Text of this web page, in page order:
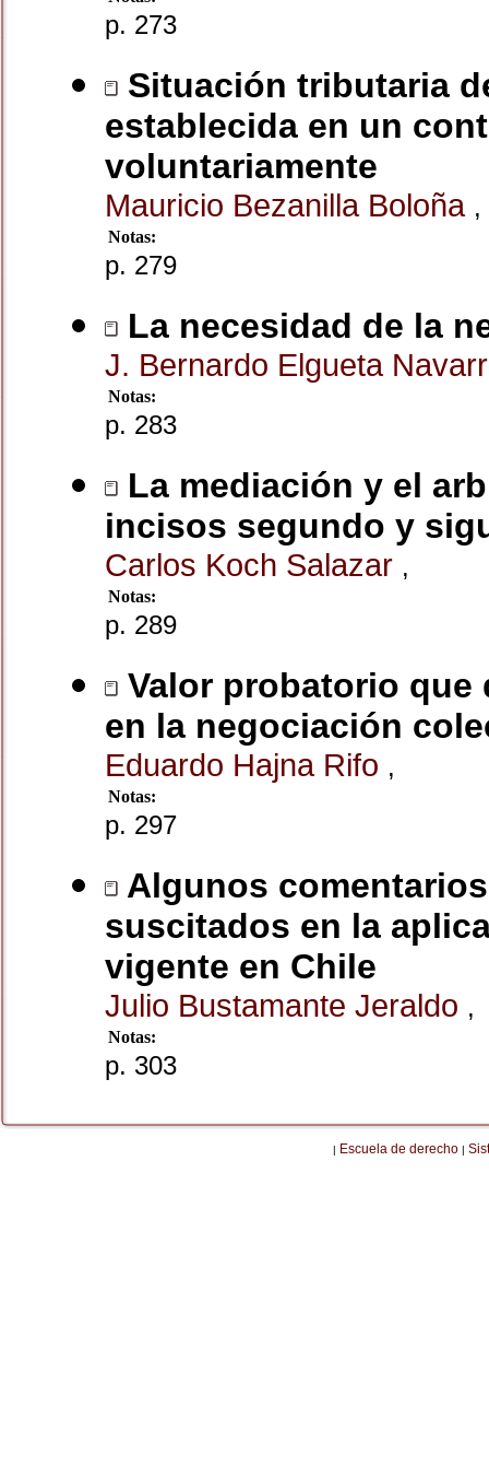
p. 273
Situación tributaria
establecida en un
voluntariamente
Mauricio Bezanilla Boloña ,
Notas:
p. 279
La necesidad de la
J. Bernardo Elgueta
Notas:
p. 283
La mediación y el
incisos segundo y
Carlos Koch Salazar ,
Notas:
p. 289
Valor probatorio que
en la negociación
Eduardo Hajna Rifo ,
Notas:
p. 297
Algunos
suscitados en la
vigente en Chile
Julio Bustamante Jeraldo ,
Notas:
p. 303
| Escuela de derecho |